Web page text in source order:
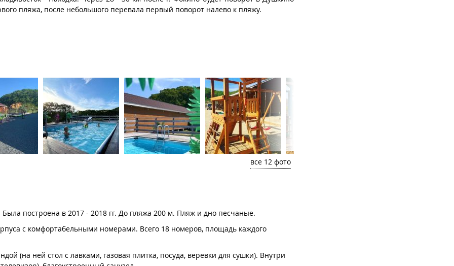
пляжа, после небольшого перевала первый поворот налево к пляжу.
все 12 фото
построена в 2017 - 2018 гг. До пляжа 200 м. Пляж и дно песчаные.
с комфортабельными номерами. Всего 18 номеров, площадь каждого
(на ней стол с лавками, газовая плитка, посуда, веревки для сушки). Внутри